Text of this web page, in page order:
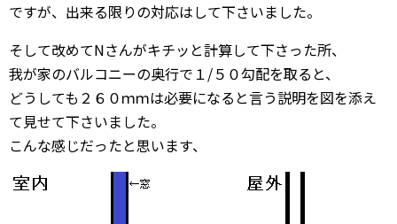
ですが、出来る限りの対応はして下さいました。
そして改めてNさんがキチッと計算して下さった所、
我が家のバルコニーの奥行で１/５０勾配を取ると、
どうしても２６０ｍｍは必要になると言う説明を図を添え
て見せて下さいました。
こんな感じだったと思います、